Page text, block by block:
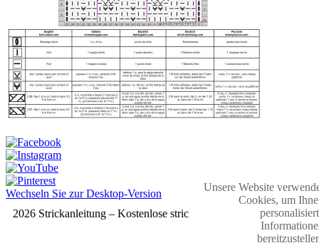
Wechseln Sie zur Desktop-Version
2026 Strickanleitung – Kostenlose strickmuster
Unsere Website
Cookies, um